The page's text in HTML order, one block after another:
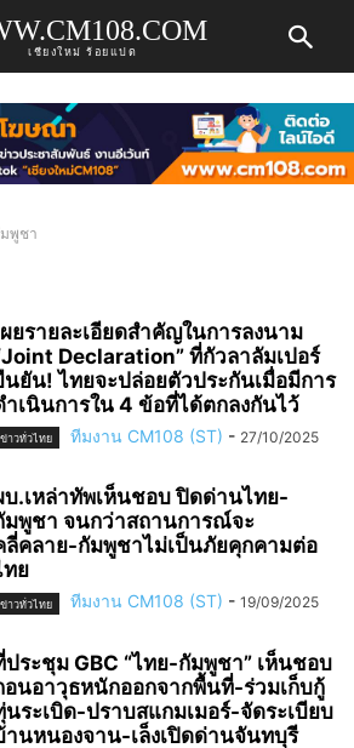
เชียงใหม่ ร้อยแปด
พูชา
ผยรายละเอียดสำคัญในการลงนาม
Declaration” ที่กัวลาลัมเปอร์
นยัน! ไทยจะปล่อยตัวประกันเมื่อมีการ
ำเนินการใน 4 ข้อที่ได้ตกลงกันไว้
ข่าวทั่วไทย ทีมงาน CM108 (ST) - 27/10/2025
บ.เหล่าทัพเห็นชอบ ปิดด่านไทย-
มพูชา จนกว่าสถานการณ์จะ
ลี่คลาย-กัมพูชาไม่เป็นภัยคุกคามต่อ
ทย
ข่าวทั่วไทย ทีมงาน CM108 (ST) - 19/09/2025
ประชุม GBC “ไทย-กัมพูชา” เห็นชอบ
อนอาวุธหนักออกจากพื้นที่-ร่วมเก็บกู้
นระเบิด-ปราบสแกมเมอร์-จัดระเบียบ
านหนองจาน-เล็งเปิดด่านจันทบุรี